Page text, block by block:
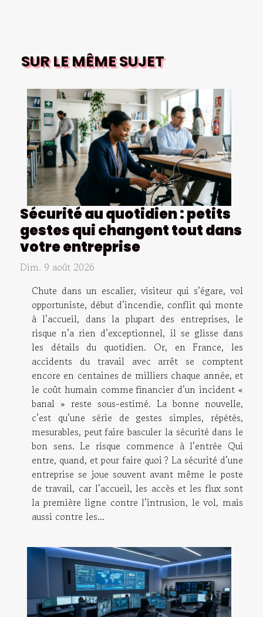
SUR LE MÊME SUJET
Sécurité au quotidien : petits
gestes qui changent tout dans
votre entreprise
Dim. 9 août 2026
Chute dans un escalier, visiteur qui s’égare, vol
opportuniste, début d’incendie, conflit qui monte
à l’accueil, dans la plupart des entreprises, le
risque n’a rien d’exceptionnel, il se glisse dans
les détails du quotidien. Or, en France, les
accidents du travail avec arrêt se comptent
encore en centaines de milliers chaque année, et
le coût humain comme financier d’un incident «
banal » reste sous-estimé. La bonne nouvelle,
c’est qu’une série de gestes simples, répétés,
mesurables, peut faire basculer la sécurité dans le
bon sens. Le risque commence à l’entrée Qui
entre, quand, et pour faire quoi ? La sécurité d’une
entreprise se joue souvent avant même le poste
de travail, car l’accueil, les accès et les flux sont
la première ligne contre l’intrusion, le vol, mais
aussi contre les...